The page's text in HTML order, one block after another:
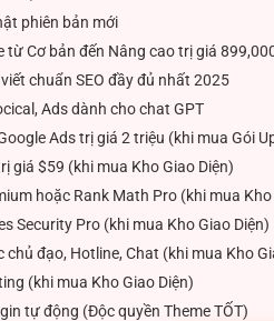
phiên bản mới
từ Cơ bản đến Nâng cao trị giá
chuẩn SEO đầy đủ nhất 2025
Ads dành cho chat GPT
Ads trị giá 2 triệu (khi mua Gói
giá $59 (khi mua Kho Giao Diện)
hoặc Rank Math Pro (khi mua Kho
Security Pro (khi mua Kho Giao Diện)
đạo, Hotline, Chat (khi mua Kho
(khi mua Kho Giao Diện)
tự động (Độc quyền Theme TỐT)